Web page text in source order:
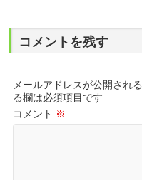
コメントを残す
メールアドレスが公開され
る欄は必須項目です
コメント ※